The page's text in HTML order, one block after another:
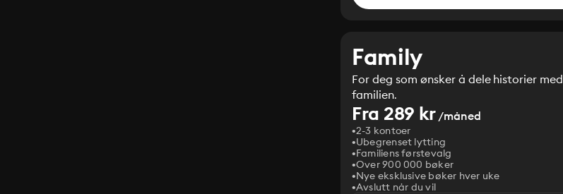
Family
For deg som ønsker å dele historier med
familien.
Fra 289 kr/måned
2-3 kontoer
Ubegrenset lytting
Familiens førstevalg
Over 900 000 bøker
Nye eksklusive bøker hver uke
Avslutt når du vil